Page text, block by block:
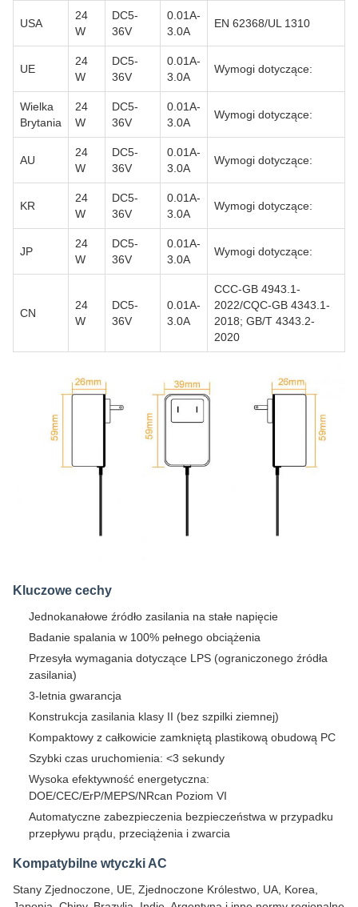
USA
24
W
DC5-
36V
0.01A-
3.0A
EN 62368/UL 1310
UE
24
W
DC5-
36V
0.01A-
3.0A
Wymogi dotyczące:
Wielka
Brytania
24
W
DC5-
36V
0.01A-
3.0A
Wymogi dotyczące:
AU
24
W
DC5-
36V
0.01A-
3.0A
Wymogi dotyczące:
KR
24
W
DC5-
36V
0.01A-
3.0A
Wymogi dotyczące:
JP
24
W
DC5-
36V
0.01A-
3.0A
Wymogi dotyczące:
CN
24
W
DC5-
36V
0.01A-
3.0A
CCC-GB 4943.1-
2022/CQC-GB 4343.1-
2018; GB/T 4343.2-
2020
Kluczowe cechy
Jednokanałowe źródło zasilania na stałe napięcie
Badanie spalania w 100% pełnego obciążenia
Przesyła wymagania dotyczące LPS (ograniczonego źródła
zasilania)
3-letnia gwarancja
Konstrukcja zasilania klasy II (bez szpilki ziemnej)
Kompaktowy z całkowicie zamkniętą plastikową obudową PC
Szybki czas uruchomienia: <3 sekundy
Wysoka efektywność energetyczna:
DOE/CEC/ErP/MEPS/NRcan Poziom VI
Automatyczne zabezpieczenia bezpieczeństwa w przypadku
przepływu prądu, przeciążenia i zwarcia
Kompatybilne wtyczki AC
Stany Zjednoczone, UE, Zjednoczone Królestwo, UA, Korea,